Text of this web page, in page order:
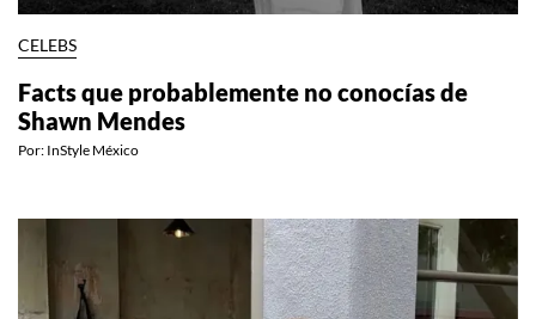
CELEBS
Facts que probablemente no conocías de
Shawn Mendes
Por: InStyle México